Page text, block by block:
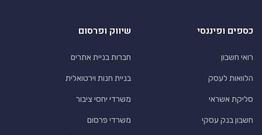
כספים ופיננסי
רואי חשבון
הלוואות לעסק
סליקת אשראי
חשבון בנק עסקי
שיווק ופרסום
חברות בניית אתרים
בניית חנות וירטואלית
משרדי יחסי ציבור
משרדי פרסום